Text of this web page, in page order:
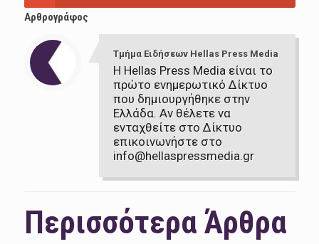
Αρθρογράφος
Τμήμα Ειδήσεων Hellas Press Media
Η Hellas Press Media είναι το
πρώτο ενημερωτικό Δίκτυο
που δημιουργήθηκε στην
Ελλάδα. Αν θέλετε να
ενταχθείτε στο Δίκτυο
επικοινωνήστε στο
info@hellaspressmedia.gr
Περισσότερα Άρθρα